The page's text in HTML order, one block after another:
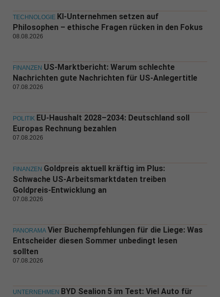
TECHNOLOGIE KI-Unternehmen setzen auf
Philosophen – ethische Fragen rücken in den Fokus
08.08.2026
FINANZEN US-Marktbericht: Warum schlechte
Nachrichten gute Nachrichten für US-Anlegertitle
07.08.2026
POLITIK EU-Haushalt 2028–2034: Deutschland soll
Europas Rechnung bezahlen
07.08.2026
FINANZEN Goldpreis aktuell kräftig im Plus:
Schwache US-Arbeitsmarktdaten treiben
Goldpreis-Entwicklung an
07.08.2026
PANORAMA Vier Buchempfehlungen für die Liege: Was
Entscheider diesen Sommer unbedingt lesen
sollten
07.08.2026
UNTERNEHMEN BYD Sealion 5 im Test: Viel Auto für